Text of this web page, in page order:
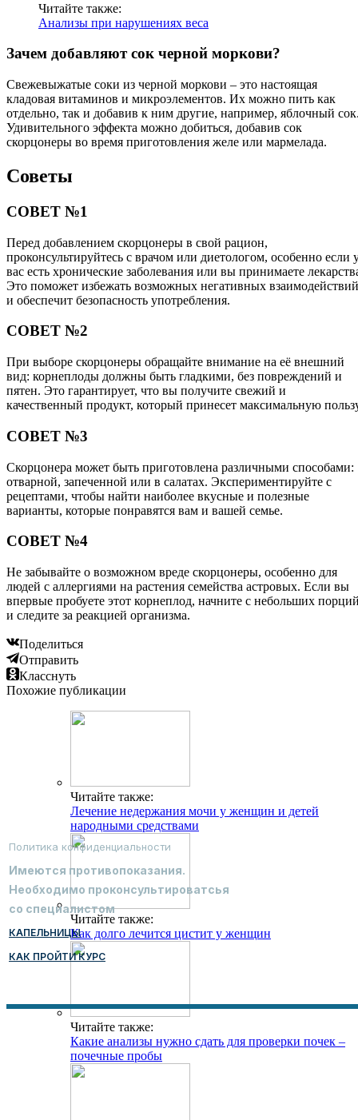
Читайте также:
Анализы при нарушениях веса
Зачем добавляют сок черной моркови?
Свежевыжатые соки из черной моркови – это настоящая
кладовая витаминов и микроэлементов. Их можно пить как
отдельно, так и добавив к ним другие, например, яблочный
Удивительного эффекта можно добиться, добавив сок
скорцонеры во время приготовления желе или мармелада.
Советы
СОВЕТ №1
Перед добавлением скорцонеры в свой рацион,
проконсультируйтесь с врачом или диетологом, особенно если
вас есть хронические заболевания или вы принимаете
Это поможет избежать возможных негативных взаимодействий
и обеспечит безопасность употребления.
СОВЕТ №2
При выборе скорцонеры обращайте внимание на её внешний
вид: корнеплоды должны быть гладкими, без повреждений и
пятен. Это гарантирует, что вы получите свежий и
качественный продукт, который принесет максимальную
СОВЕТ №3
Скорцонера может быть приготовлена различными способами:
отварной, запеченной или в салатах. Экспериментируйте с
рецептами, чтобы найти наиболее вкусные и полезные
варианты, которые понравятся вам и вашей семье.
СОВЕТ №4
Не забывайте о возможном вреде скорцонеры, особенно для
людей с аллергиями на растения семейства астровых. Если вы
впервые пробуете этот корнеплод, начните с небольших
и следите за реакцией организма.
Поделиться
Отправить
Класснуть
Похожие публикации
Читайте также:
Лечение недержания мочи у женщин и детей
народными средствами
Читайте также:
Как долго лечится цистит у женщин
Читайте также:
Какие анализы нужно сдать для проверки почек –
почечные пробы
Политика конфиденциальности
Имеются противопоказания.
Необходимо проконсультироватсья
со специалистом
КАПЕЛЬНИЦЫ
КАК ПРОЙТИ КУРС